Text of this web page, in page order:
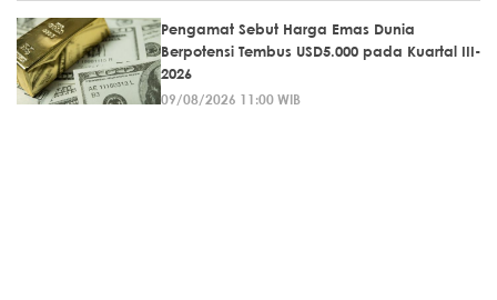
Pengamat Sebut Harga Emas Dunia
Berpotensi Tembus USD5.000 pada Kuartal III-
2026
09/08/2026 11:00 WIB